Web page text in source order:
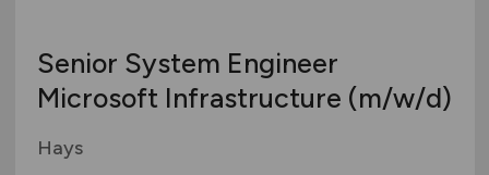
Senior System Engineer
Microsoft Infrastructure (m/w/d)
Hays